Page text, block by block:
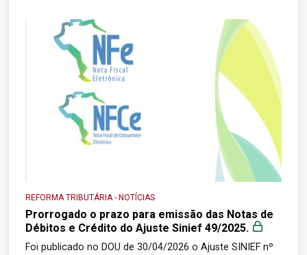
passa a ser exigido de forma […]
REFORMA TRIBUTÁRIA- NOTÍCIAS
Prorrogado o prazo para emissão das Notas de
Débitos e Crédito do Ajuste Sinief 49/2025.
Foi publicado no DOU de 30/04/2026 o Ajuste SINIEF nº